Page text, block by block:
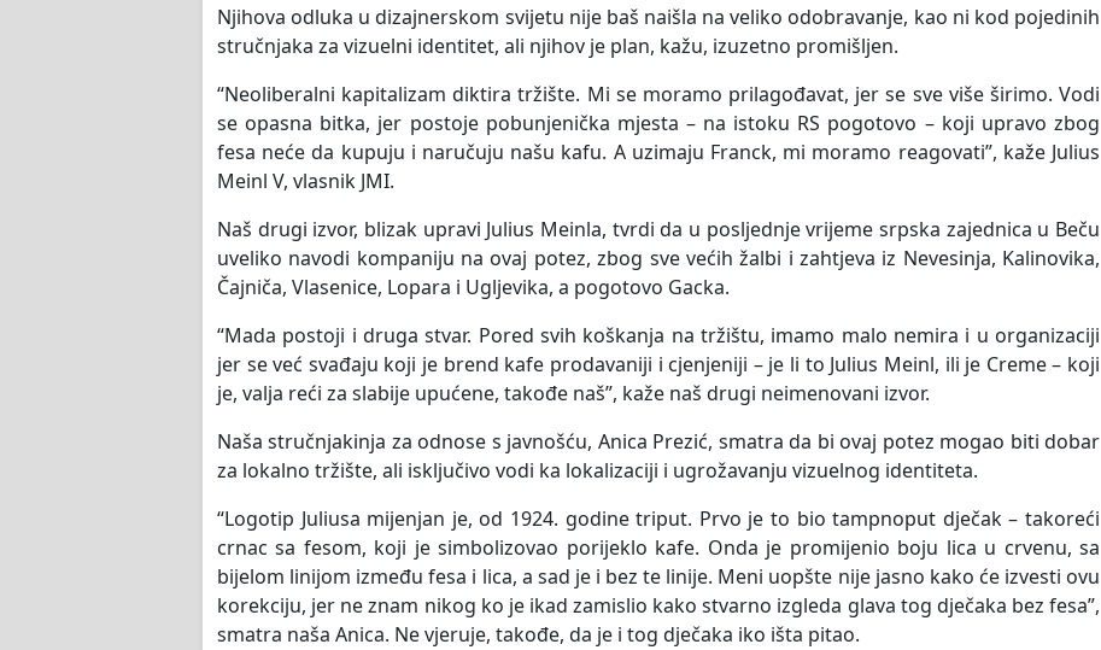
Njihova odluka u dizajnerskom svijetu nije baš naišla na veliko odobravanje, kao ni kod pojedinih
stručnjaka za vizuelni identitet, ali njihov je plan, kažu, izuzetno promišljen.
“Neoliberalni kapitalizam diktira tržište. Mi se moramo prilagođavat, jer se sve više širimo. Vodi
se opasna bitka, jer postoje pobunjenička mjesta – na istoku RS pogotovo – koji upravo zbog
fesa neće da kupuju i naručuju našu kafu. A uzimaju Franck, mi moramo reagovati”, kaže Julius
Meinl V, vlasnik JMI.
Naš drugi izvor, blizak upravi Julius Meinla, tvrdi da u posljednje vrijeme srpska zajednica u Beču
uveliko navodi kompaniju na ovaj potez, zbog sve većih žalbi i zahtjeva iz Nevesinja, Kalinovika,
Čajniča, Vlasenice, Lopara i Ugljevika, a pogotovo Gacka.
“Mada postoji i druga stvar. Pored svih koškanja na tržištu, imamo malo nemira i u organizaciji
jer se već svađaju koji je brend kafe prodavaniji i cjenjeniji – je li to Julius Meinl, ili je Creme – koji
je, valja reći za slabije upućene, takođe naš”, kaže naš drugi neimenovani izvor.
Naša stručnjakinja za odnose s javnošću, Anica Prezić, smatra da bi ovaj potez mogao biti dobar
za lokalno tržište, ali isključivo vodi ka lokalizaciji i ugrožavanju vizuelnog identiteta.
“Logotip Juliusa mijenjan je, od 1924. godine triput. Prvo je to bio tampnoput dječak – takoreći
crnac sa fesom, koji je simbolizovao porijeklo kafe. Onda je promijenio boju lica u crvenu, sa
bijelom linijom između fesa i lica, a sad je i bez te linije. Meni uopšte nije jasno kako će izvesti ovu
korekciju, jer ne znam nikog ko je ikad zamislio kako stvarno izgleda glava tog dječaka bez fesa”,
smatra naša Anica. Ne vjeruje, takođe, da je i tog dječaka iko išta pitao.